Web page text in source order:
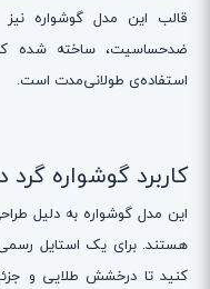
ضدحساسیت، ساخته شده
استفاده‌ی طولانی‌مدت است.
کاربرد گوشواره گرد
این مدل گوشواره‌ به دلیل
هستند. برای یک استایل
کنید تا درخشش طلایی و